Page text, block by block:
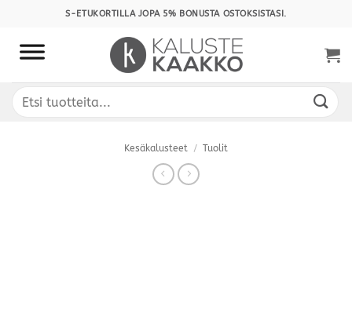
content
S-ETUKORTILLA JOPA 5% BONUSTA OSTOKSISTASI.
Etsi:
Kesäkalusteet / Tuolit